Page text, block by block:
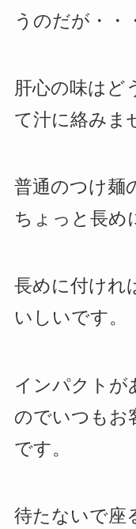
うのだが・・
肝心の味はど
て汁に絡みま
普通のつけ麺
ちょっと長め
長めに付けれ
いしいです。
インパクトが
のでいつもお
です。
待たないで座